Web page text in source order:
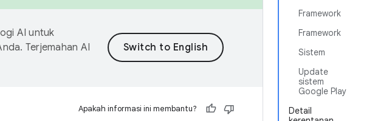
Framework
Framework
Sistem
Update
sistem
Google Play
Detail
AI untuk
Terjemahan AI
Apakah informasi ini membantu?